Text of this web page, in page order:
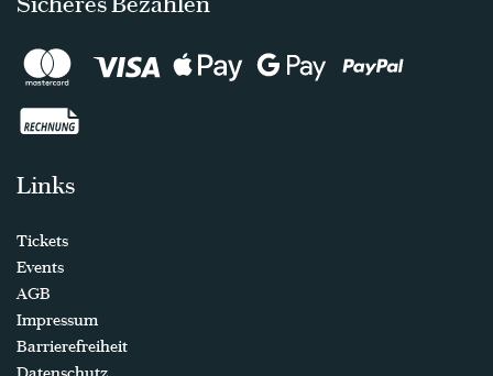
Links
Tickets
Events
AGB
Impressum
Barrierefreiheit